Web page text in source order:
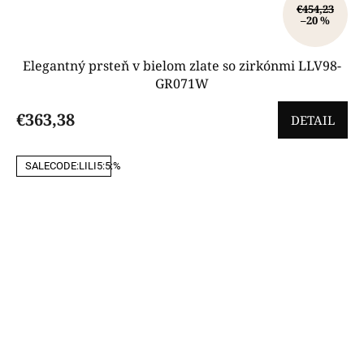
€454,23
–20 %
Elegantný prsteň v bielom zlate so zirkónmi LLV98-
GR071W
€363,38 DETAIL
SALECODE:LILI5:5:%